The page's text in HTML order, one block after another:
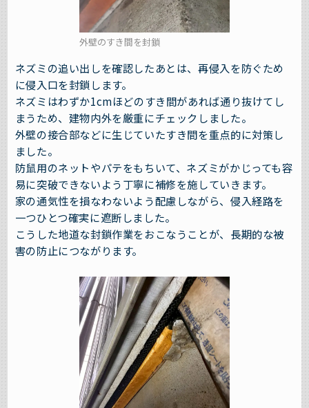
外壁のすき間を封鎖
ネズミの追い出しを確認したあとは、再侵入を防ぐため
に侵入口を封鎖します。
ネズミはわずか1cmほどのすき間があれば通り抜けてし
まうため、建物内外を厳重にチェックしました。
外壁の接合部などに生じていたすき間を重点的に対策し
ました。
防鼠用のネットやパテをもちいて、ネズミがかじっても容
易に突破できないよう丁寧に補修を施していきます。
家の通気性を損なわないよう配慮しながら、侵入経路を
一つひとつ確実に遮断しました。
こうした地道な封鎖作業をおこなうことが、長期的な被
害の防止につながります。